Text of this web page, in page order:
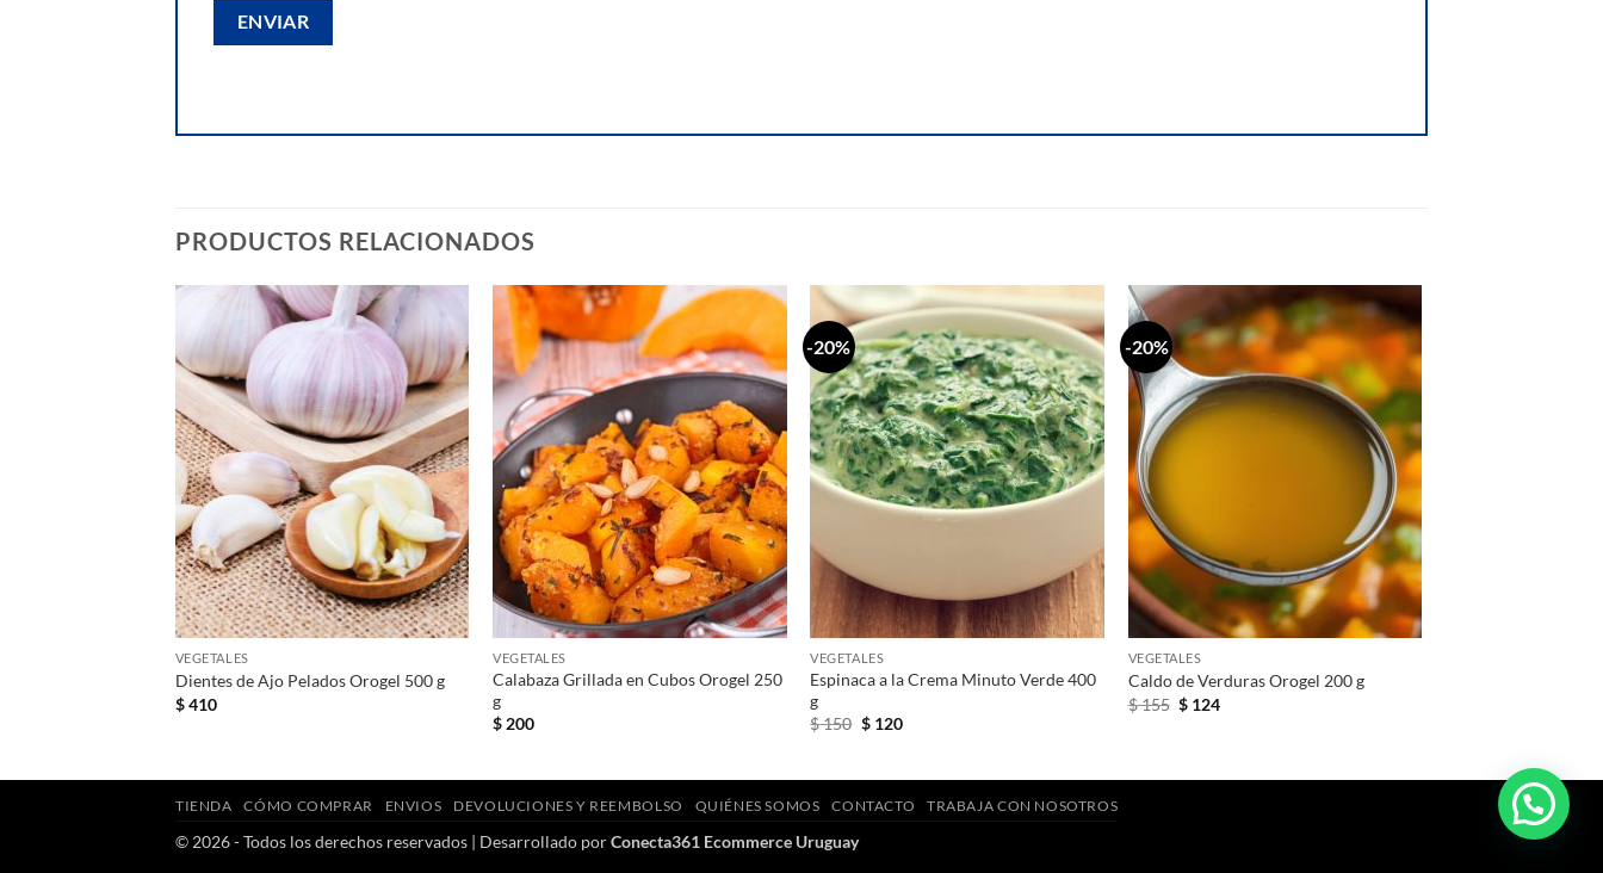
PRODUCTOS RELACIONADOS
+
VEGETALES
Dientes de Ajo Pelados Orogel 500 g
$410
+
VEGETALES
Calabaza Grillada en Cubos Orogel 250
g
$ 200
-20%
VEGETALES
Espinaca a la Crema Minuto Verde 400
g
$150 El
$120El
-20%
+
VEGETALES
Caldo de Verduras Orogel 200 g
$155 El
$124El
TIENDA CÓMO COMPRAR ENVIOS DEVOLUCIONES Y REEMBOLSO QUIÉNES SOMOS CONTACTO TRABAJA CON NOSOTROS
© 2026 - Todos los derechos reservados | Desarrollado porConecta361 Ecommerce Uruguay